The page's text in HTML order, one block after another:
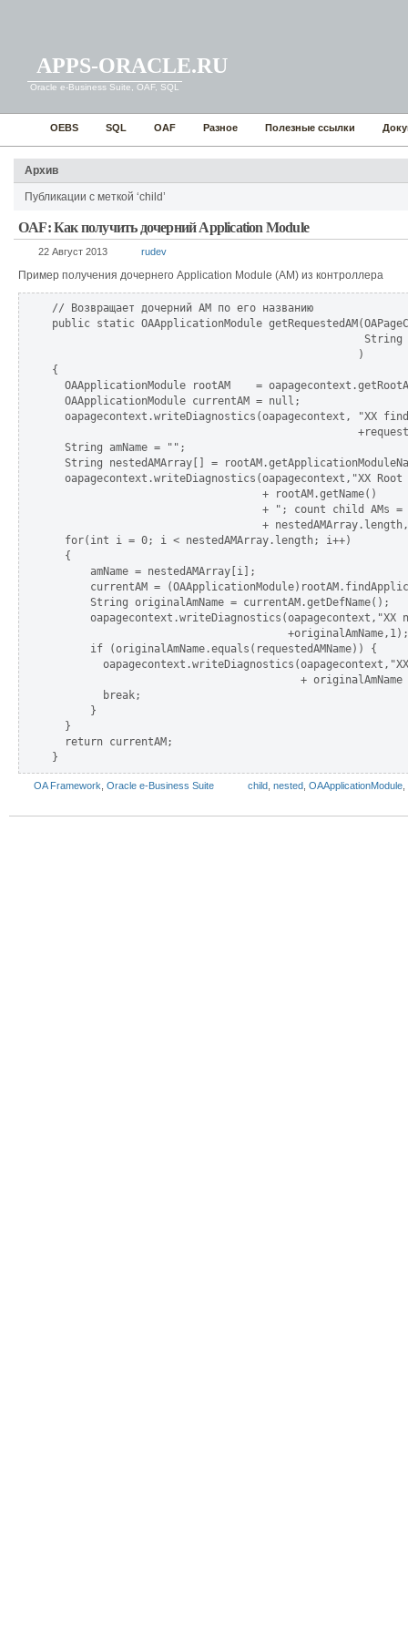
APPS-ORACLE.RU
Oracle e-Business Suite, OAF, SQL
OEBS SQL OAF Разное Полезные ссылки
Архив
Публикации с меткой ‘child’
OAF: Как получить дочерний Application Module
22 Август 2013 rudev
Пример получения дочернего Application Module (AM) из контроллера
// Возвращает дочерний AM по его названию
public static OAApplicationModule
String
                                                )
{
OAApplicationModule rootAM    =
  OAApplicationModule currentAM = null;
oapagecontext.writeDiagnostics(oapagecontext, "XX
  String amName = "";
String nestedAMArray[] =
oapagecontext.writeDiagnostics(oapagecontext,"XX Root
                                 + rootAM.getName()
+ "; count child AMs =
+
  for(int i = 0; i < nestedAMArray.length; i++)
  {
      amName = nestedAMArray[i];
currentAM =
      String originalAmName = currentAM.getDefName();
oapagecontext.writeDiagnostics(oapagecontext,"XX
      if (originalAmName.equals(requestedAMName)) {
+
        break;
      }
  }
  return currentAM;
OA Framework Oracle e-Business Suite child nested OAApplicationModule